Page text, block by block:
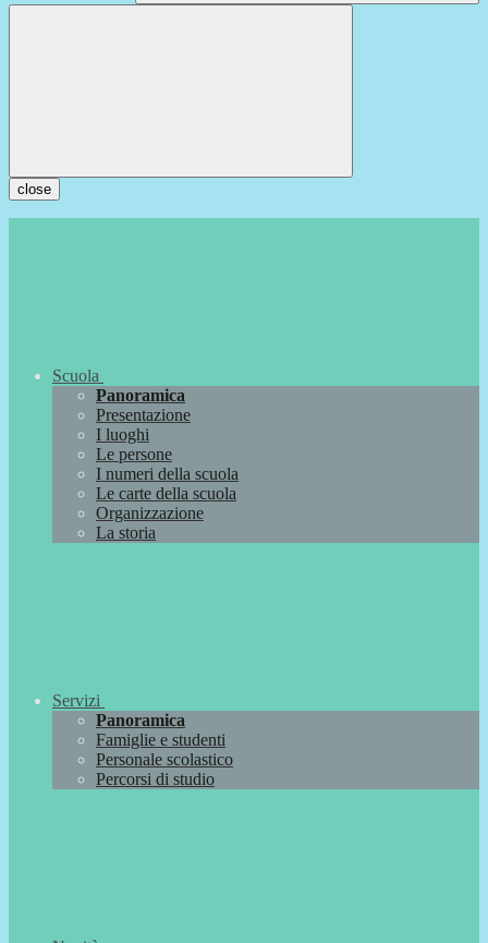
close
Scuola
Panoramica
Presentazione
I luoghi
Le persone
I numeri della scuola
Le carte della scuola
Organizzazione
La storia
Servizi
Panoramica
Famiglie e studenti
Personale scolastico
Percorsi di studio